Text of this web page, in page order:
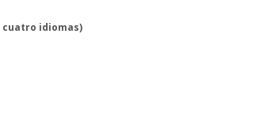
cuatro idiomas)